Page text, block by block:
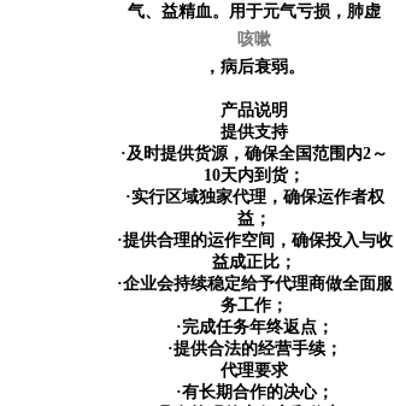
气、益精血。用于元气亏损，肺虚
咳嗽
，病后衰弱。
产品说明
提供支持
·及时提供货源，确保全国范围内2～
10天内到货；
·实行区域独家代理，确保运作者权
益；
·提供合理的运作空间，确保投入与收
益成正比；
·企业会持续稳定给予代理商做全面服
务工作；
·完成任务年终返点；
·提供合法的经营手续；
代理要求
·有长期合作的决心；